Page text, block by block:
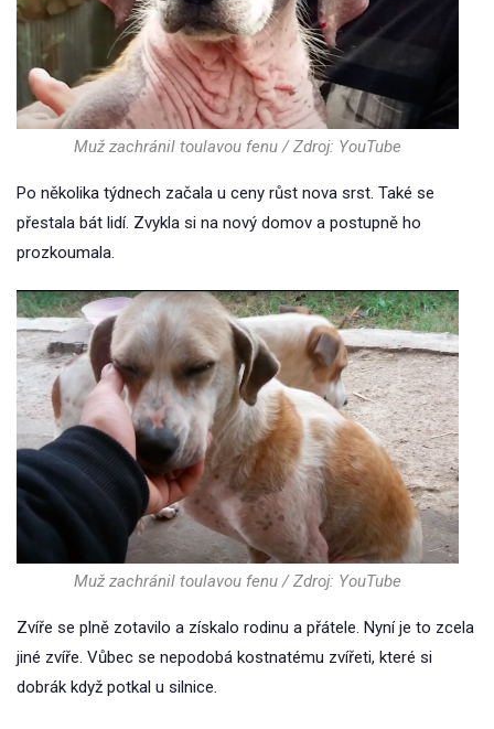
Muž zachránil toulavou fenu / Zdroj: YouTube
Po několika týdnech začala u ceny růst nova srst. Také se
přestala bát lidí. Zvykla si na nový domov a postupně ho
prozkoumala.
Muž zachránil toulavou fenu / Zdroj: YouTube
Zvíře se plně zotavilo a získalo rodinu a přátele. Nyní je to zcela
jiné zvíře. Vůbec se nepodobá kostnatému zvířeti, které si
dobrák když potkal u silnice.